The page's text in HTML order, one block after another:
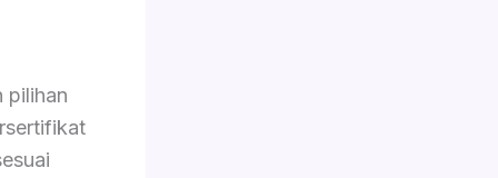
pilihan